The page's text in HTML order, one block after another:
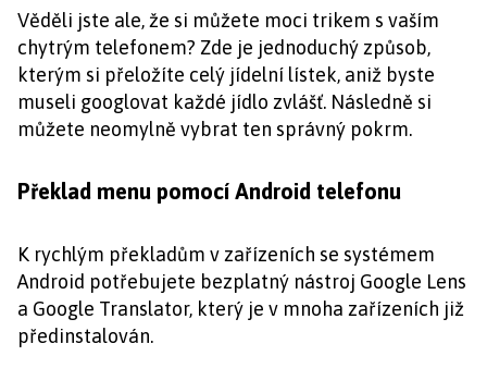
Věděli jste ale, že si můžete moci trikem s vaším
chytrým telefonem? Zde je jednoduchý způsob,
kterým si přeložíte celý jídelní lístek, aniž byste
museli googlovat každé jídlo zvlášť. Následně si
můžete neomylně vybrat ten správný pokrm.
Překlad menu pomocí Android telefonu
K rychlým překladům v zařízeních se systémem
Android potřebujete bezplatný nástroj Google Lens
a Google Translator, který je v mnoha zařízeních již
předinstalován.